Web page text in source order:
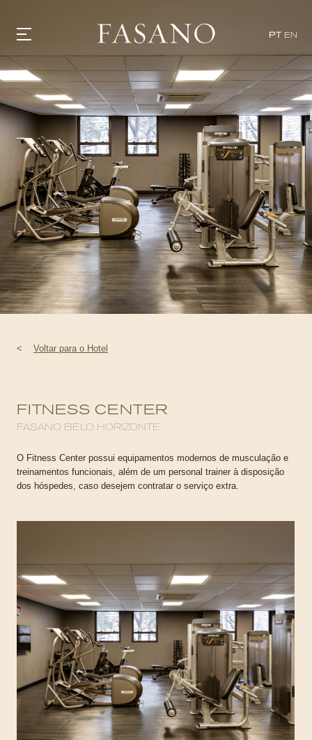
PT EN
GASTRONOMIA
HOTÉIS
EXPERIÊNCIAS
EVENTOS
VILLAS
SHOP | SELEZIONE
DESCUBRA
WHAT'S COOKING
CORRIERE
HISTÓRIA
SUSTENTABILIDADE
CONTATO
< Voltar para o Hotel
FITNESS CENTER
FASANO BELO HORIZONTE
O Fitness Center possui equipamentos modernos de musculação e
treinamentos funcionais, além de um personal trainer à disposição
dos hóspedes, caso desejem contratar o serviço extra.